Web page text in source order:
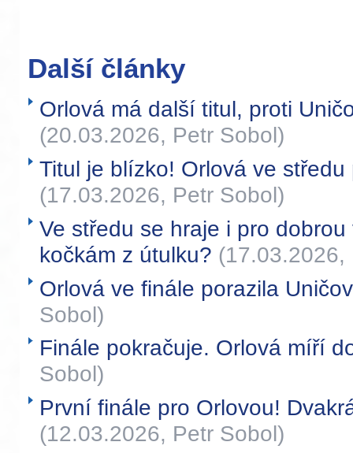
Další články
Orlová má další titul, proti
(20.03.2026, Petr Sobol)
Titul je blízko! Orlová ve
(17.03.2026, Petr Sobol)
Ve středu se hraje i pro
kočkám z útulku? (17.03.2026,
Orlová ve finále porazila
Sobol)
Finále pokračuje. Orlová míří
Sobol)
První finále pro Orlovou!
(12.03.2026, Petr Sobol)